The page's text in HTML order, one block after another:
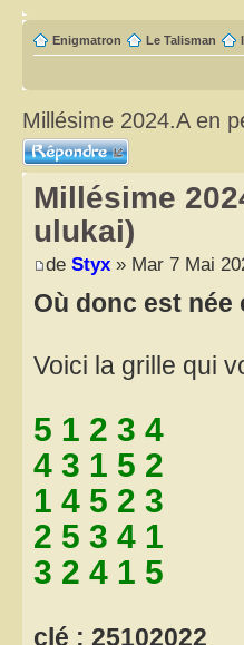
Enigmatron Le Talisman
Millésime 2024.A en
Répondre
Millésime
ulukai)
de Styx » Mar 7 Mai
Où donc est
Voici la grille qui
5 1 2 3 4
4 3 1 5 2
1 4 5 2 3
2 5 3 4 1
3 2 4 1 5
clé : 25102022